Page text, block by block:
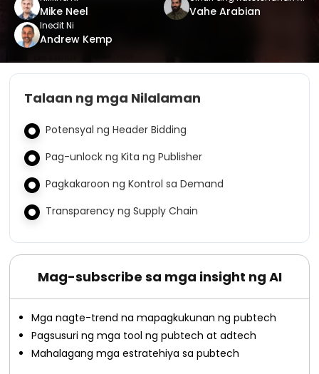
Mike Neel Vahe Arabian
Inedit Ni
Andrew Kemp
Talaan ng mga Nilalaman
Potensyal ng Header Bidding
Pag-unlock ng Kita ng Publisher
Pagkakaroon ng Kontrol sa Demand
Transparency ng Supply Chain
Mag-subscribe sa mga insight ng AI
Mga nagte-trend na mapagkukunan ng pubtech
Pagsusuri ng mga tool ng pubtech at adtech
Mahalagang mga estratehiya sa pubtech